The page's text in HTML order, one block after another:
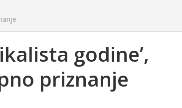
godine’,
priznanje